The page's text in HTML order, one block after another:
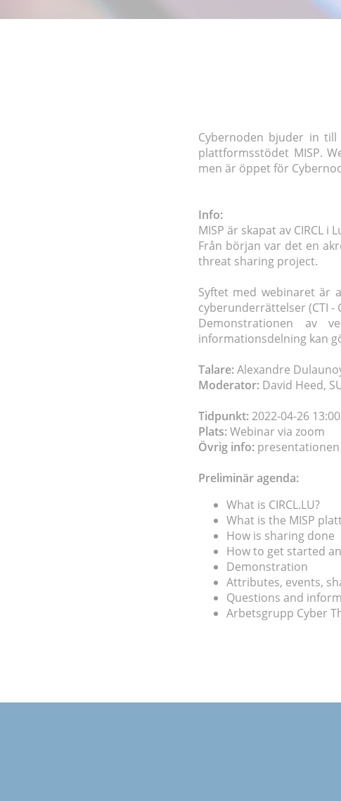
Cybernoden bjuder in
plattformsstödet MISP.
men är öppet för
Info:
MISP är skapat av CIRCL i
Från början var det en
threat sharing project.
Syftet med webinaret är
cyberunderrättelser (CTI -
Demonstrationen av
informationsdelning kan
Talare:Alexandre
Moderator: David Heed,
Tidpunkt: 2022-04-26
Plats:Webinar via zoom
Övrig info: presentationen
Preliminär agenda:
What is CIRCL.LU?
What is the MISP
How is sharing done
How to get started
Demonstration
Attributes, events,
Questions and
Arbetsgrupp Cyber